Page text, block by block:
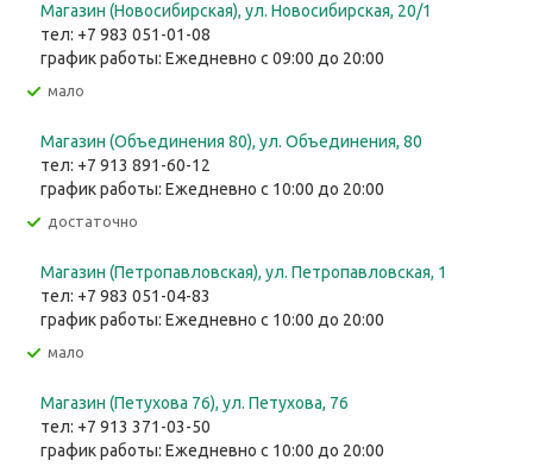
Магазин (Новосибирская), ул. Новосибирская, 20/1
тел: +7 983 051-01-08
график работы: Ежедневно с 09:00 до 20:00
Мало
Магазин (Объединения 80), ул. Объединения, 80
тел: +7 913 891-60-12
график работы: Ежедневно с 10:00 до 20:00
Достаточно
Магазин (Петропавловская), ул. Петропавловская, 1
тел: +7 983 051-04-83
график работы: Ежедневно с 10:00 до 20:00
Мало
Магазин (Петухова 76), ул. Петухова, 76
тел: +7 913 371-03-50
график работы: Ежедневно с 10:00 до 20:00